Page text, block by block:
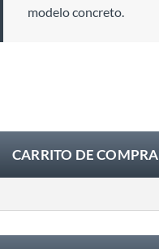
modelo concreto.
CARRITO DE COMPRA